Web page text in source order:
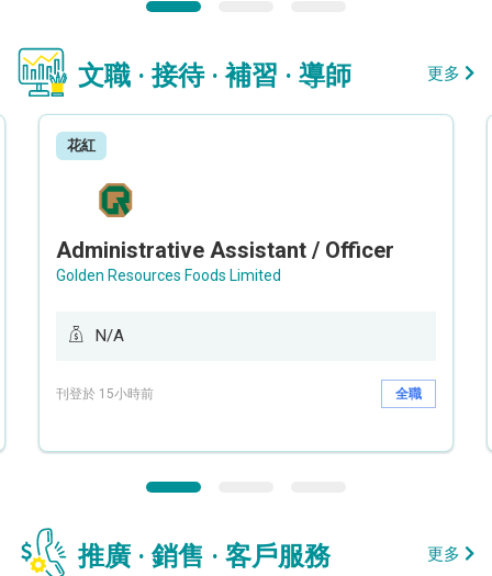
文職 · 接待 · 補習 · 導師 更多
花紅
Administrative Assistant / Officer
Golden Resources Foods Limited
N/A
刊登於 15小時前 全職
推廣 · 銷售 · 客戶服務 更多